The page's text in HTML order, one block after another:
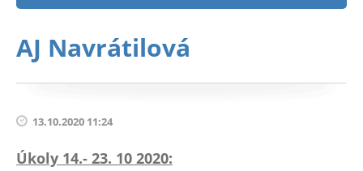
AJ Navrátilová
13.10.2020 11:24
Úkoly 14.- 23. 10 2020: